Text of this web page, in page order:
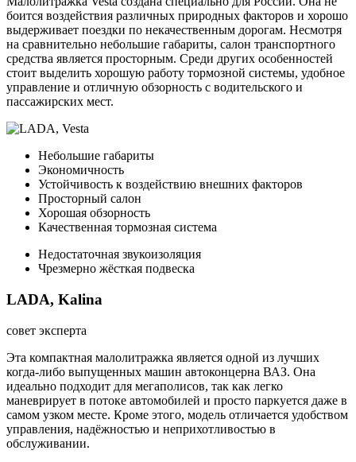
боится воздействия различных природных факторов и хорошо
выдерживает поездки по некачественным дорогам. Несмотря
на сравнительно небольшие габариты, салон транспортного
средства является просторным. Среди других особенностей
стоит выделить хорошую работу тормозной системы, удобное
управление и отличную обзорность с водительского и
пассажирских мест.
Небольшие габариты
Экономичность
Устойчивость к воздействию внешних факторов
Просторный салон
Хорошая обзорность
Качественная тормозная система
Недостаточная звукоизоляция
Чрезмерно жёсткая подвеска
LADA, Kalina
совет эксперта
Эта компактная малолитражка является одной из лучших
когда-либо выпущенных машин автоконцерна ВАЗ. Она
идеально подходит для мегаполисов, так как легко
маневрирует в потоке автомобилей и просто паркуется даже в
самом узком месте. Кроме этого, модель отличается удобством
управления, надёжностью и неприхотливостью в
обслуживании.